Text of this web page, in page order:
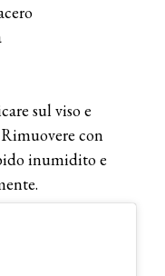
sul viso e
con
inumidito e